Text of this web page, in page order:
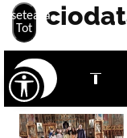
Tot